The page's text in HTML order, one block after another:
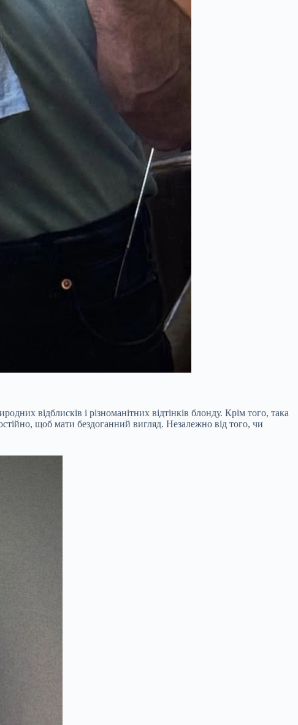
відблисків і різноманітних відтінків блонду. Крім того, така
щоб мати бездоганний вигляд. Незалежно від того, чи